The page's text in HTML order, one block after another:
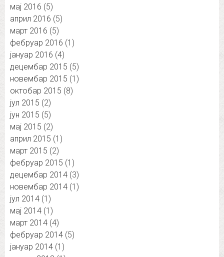
мај 2016 (5)
април 2016 (5)
март 2016 (5)
фебруар 2016 (1)
јануар 2016 (4)
децембар 2015 (5)
новембар 2015 (1)
октобар 2015 (8)
јул 2015 (2)
јун 2015 (5)
мај 2015 (2)
април 2015 (1)
март 2015 (2)
фебруар 2015 (1)
децембар 2014 (3)
новембар 2014 (1)
јул 2014 (1)
мај 2014 (1)
март 2014 (4)
фебруар 2014 (5)
јануар 2014 (1)